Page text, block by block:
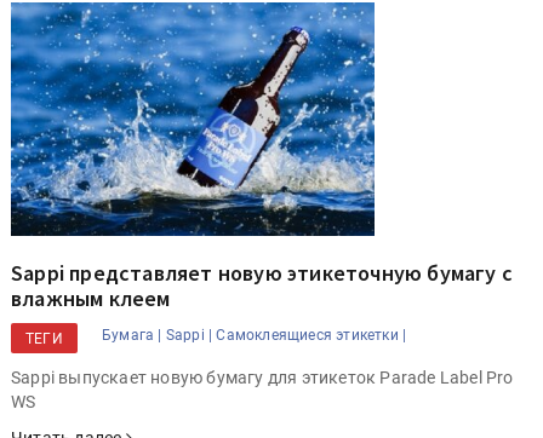
Sappi представляет новую этикеточную бумагу с
влажным клеем
ТЕГИ Бумага | Sappi | Самоклеящиеся этикетки |
Sappi выпускает новую бумагу для этикеток Parade Label Pro
WS